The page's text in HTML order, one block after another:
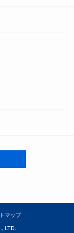
マップ
LTD.